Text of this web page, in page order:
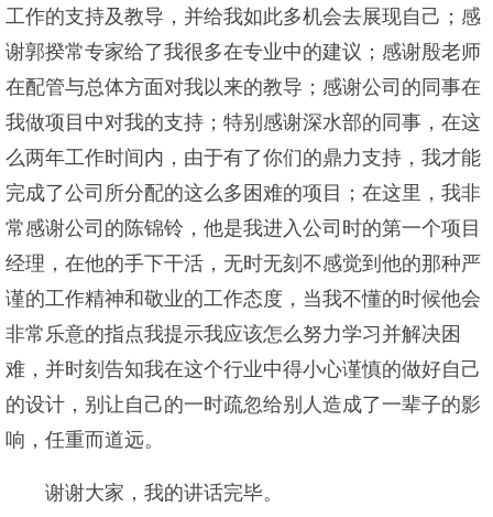
工作的支持及教导，并给我如此多机会去展现自己；感
谢郭揆常专家给了我很多在专业中的建议；感谢殷老师
在配管与总体方面对我以来的教导；感谢公司的同事在
我做项目中对我的支持；特别感谢深水部的同事，在这
么两年工作时间内，由于有了你们的鼎力支持，我才能
完成了公司所分配的这么多困难的项目；在这里，我非
常感谢公司的陈锦铃，他是我进入公司时的第一个项目
经理，在他的手下干活，无时无刻不感觉到他的那种严
谨的工作精神和敬业的工作态度，当我不懂的时候他会
非常乐意的指点我提示我应该怎么努力学习并解决困
难，并时刻告知我在这个行业中得小心谨慎的做好自己
的设计，别让自己的一时疏忽给别人造成了一辈子的影
响，任重而道远。
谢谢大家，我的讲话完毕。